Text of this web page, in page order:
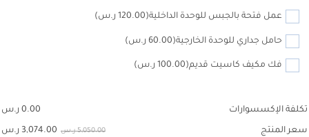
عمل فتحة بالجبس للوحدة الداخلية(120.00 ر.س)
حامل جداري للوحدة الخارجية(60.00 ر.س)
فك مكيف كاسيت قديم(100.00 ر.س)
تكلفة الإكسسوارات 0.00 ر.س
سعر المنتج 5,050.00 ر.س 3,074.00 ر.س